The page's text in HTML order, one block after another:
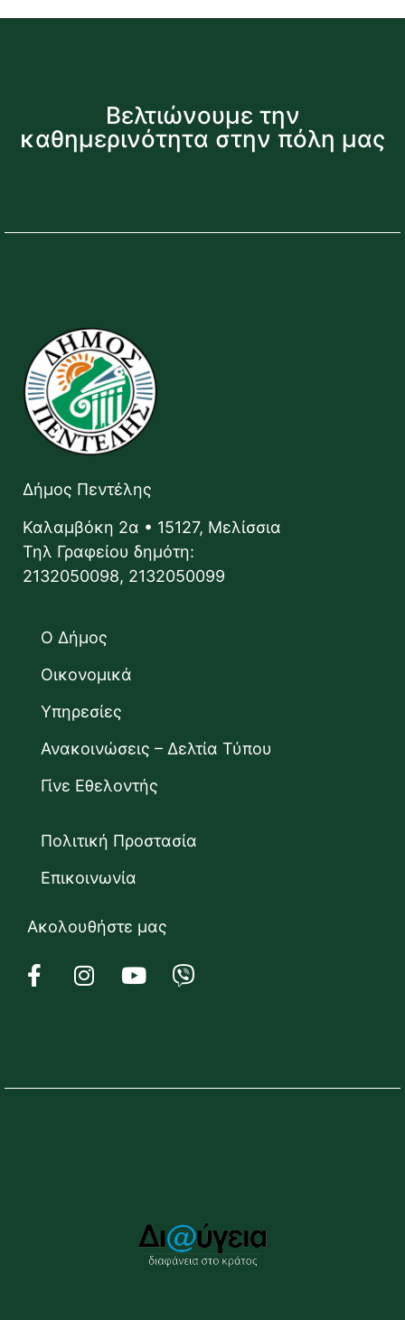
Βελτιώνουμε την
καθημερινότητα στην πόλη μας
Δήμος Πεντέλης
Καλαμβόκη 2α • 15127, Μελίσσια
Τηλ Γραφείου δημότη:
2132050098, 2132050099
Ο Δήμος
Οικονομικά
Υπηρεσίες
Ανακοινώσεις – Δελτία Τύπου
Γίνε Εθελοντής
Πολιτική Προστασία
Επικοινωνία
Ακολουθήστε μας